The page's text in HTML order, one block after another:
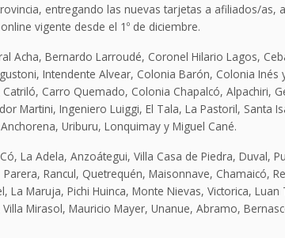
entregando las nuevas tarjetas a afiliados/as,
vigente desde el 1º de diciembre.
Acha, Bernardo Larroudé, Coronel Hilario Lagos,
Intendente Alvear, Colonia Barón, Colonia Inés
Carro Quemado, Colonia Chapalcó, Alpachiri,
Martini, Ingeniero Luiggi, El Tala, La Pastoril, Santa
Uriburu, Lonquimay y Miguel Cané.
La Adela, Anzoátegui, Villa Casa de Piedra, Duval,
Rancul, Quetrequén, Maisonnave, Chamaicó,
La Maruja, Pichi Huinca, Monte Nievas, Victorica, Luan
Mirasol, Mauricio Mayer, Unanue, Abramo,